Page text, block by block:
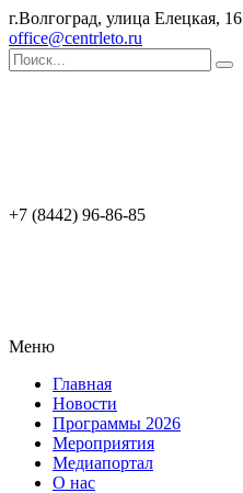
г.Волгоград, улица Елецкая, 16
office@centrleto.ru
+7 (8442) 96-86-85
Меню
Главная
Новости
Программы 2026
Мероприятия
Медиапортал
О нас